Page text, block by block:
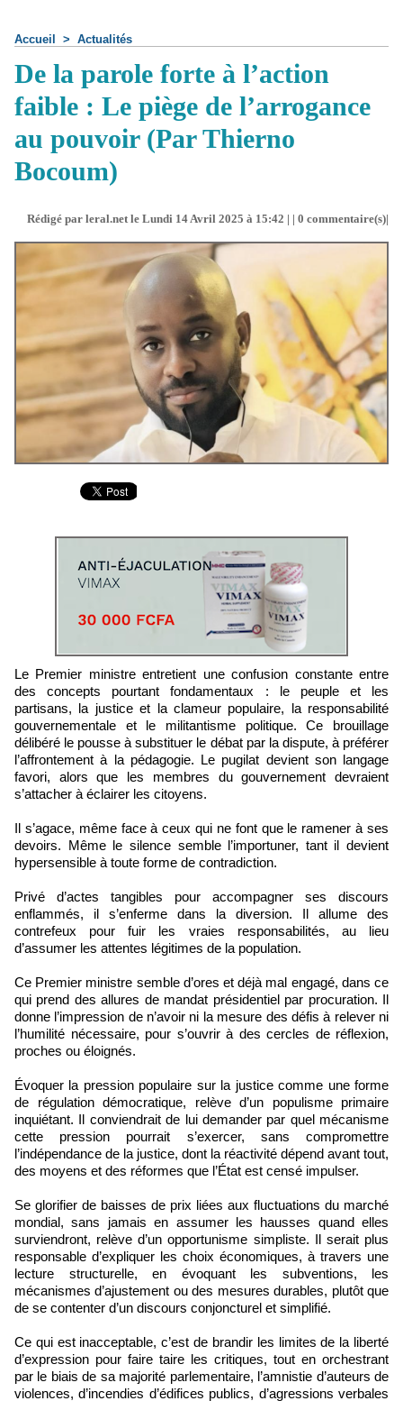
Accueil > Actualités
De la parole forte à l’action
faible : Le piège de l’arrogance
au pouvoir (Par Thierno
Bocoum)
Rédigé par leral.net le Lundi 14 Avril 2025 à 15:42 | | 0 commentaire(s)|
Le Premier ministre entretient une confusion constante entre
des concepts pourtant fondamentaux : le peuple et les
partisans, la justice et la clameur populaire, la responsabilité
gouvernementale et le militantisme politique. Ce brouillage
délibéré le pousse à substituer le débat par la dispute, à préférer
l’affrontement à la pédagogie. Le pugilat devient son langage
favori, alors que les membres du gouvernement devraient
s’attacher à éclairer les citoyens.
Il s’agace, même face à ceux qui ne font que le ramener à ses
devoirs. Même le silence semble l’importuner, tant il devient
hypersensible à toute forme de contradiction.
Privé d’actes tangibles pour accompagner ses discours
enflammés, il s’enferme dans la diversion. Il allume des
contrefeux pour fuir les vraies responsabilités, au lieu
d’assumer les attentes légitimes de la population.
Ce Premier ministre semble d’ores et déjà mal engagé, dans ce
qui prend des allures de mandat présidentiel par procuration. Il
donne l’impression de n’avoir ni la mesure des défis à relever ni
l’humilité nécessaire, pour s’ouvrir à des cercles de réflexion,
proches ou éloignés.
Évoquer la pression populaire sur la justice comme une forme
de régulation démocratique, relève d’un populisme primaire
inquiétant. Il conviendrait de lui demander par quel mécanisme
cette pression pourrait s’exercer, sans compromettre
l’indépendance de la justice, dont la réactivité dépend avant tout,
des moyens et des réformes que l’État est censé impulser.
Se glorifier de baisses de prix liées aux fluctuations du marché
mondial, sans jamais en assumer les hausses quand elles
surviendront, relève d’un opportunisme simpliste. Il serait plus
responsable d’expliquer les choix économiques, à travers une
lecture structurelle, en évoquant les subventions, les
mécanismes d’ajustement ou des mesures durables, plutôt que
de se contenter d’un discours conjoncturel et simplifié.
Ce qui est inacceptable, c’est de brandir les limites de la liberté
d’expression pour faire taire les critiques, tout en orchestrant
par le biais de sa majorité parlementaire, l’amnistie d’auteurs de
violences, d’incendies d’édifices publics, d’agressions verbales